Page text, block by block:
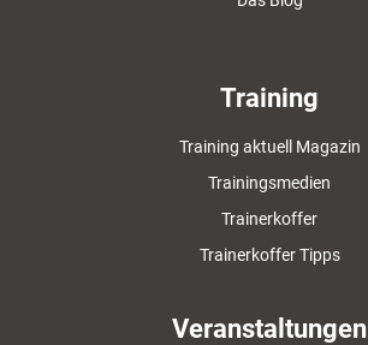
Training
Training aktuell Magazin
Trainingsmedien
Trainerkoffer
Trainerkoffer Tipps
Veranstaltungen